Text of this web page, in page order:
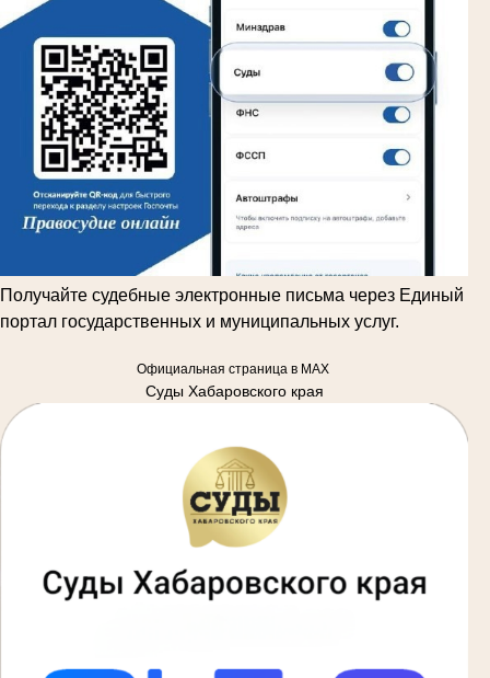
Получайте судебные электронные письма через Единый
портал государственных и муниципальных услуг.
Официальная страница в MAX
Суды Хабаровского края